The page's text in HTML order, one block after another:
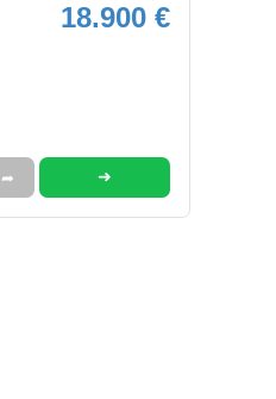
18.900 €
➦ ➜